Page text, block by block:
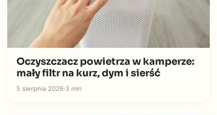
Oczyszczacz powietrza w kamperze:
mały filtr na kurz, dym i sierść
5 sierpnia 2026 3 min